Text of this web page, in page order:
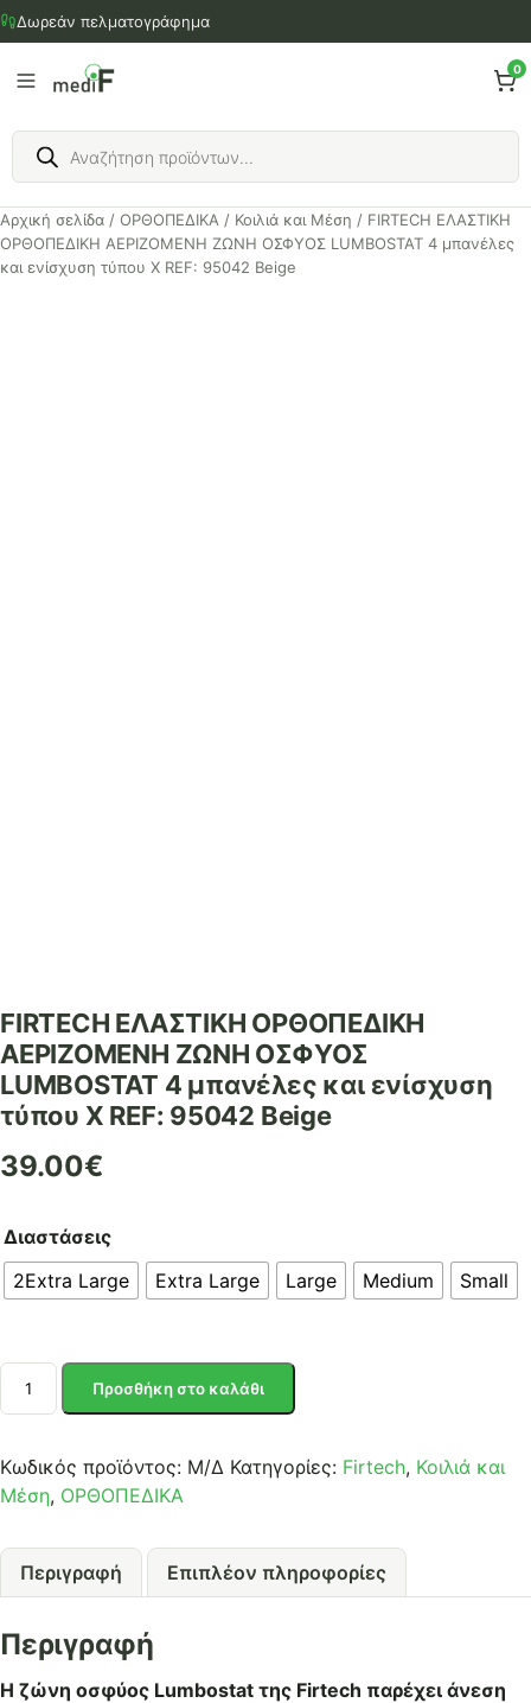
Μετάβαση
στο
περιεχόμενο
Δωρεάν πελματογράφημα
0
Products
search
Αρχική σελίδα / ΟΡΘΟΠΕΔΙΚΑ / Κοιλιά και Μέση / FIRTECH ΕΛΑΣΤΙΚΗ
ΟΡΘΟΠΕΔΙΚΗ ΑΕΡΙΖΟΜΕΝΗ ΖΩΝΗ ΟΣΦΥΟΣ LUMBOSTAT 4 μπανέλες
και ενίσχυση τύπου Χ REF: 95042 Beige
FIRTECH ΕΛΑΣΤΙΚΗ ΟΡΘΟΠΕΔΙΚΗ
ΑΕΡΙΖΟΜΕΝΗ ΖΩΝΗ ΟΣΦΥΟΣ
LUMBOSTAT 4 μπανέλες και ενίσχυση
τύπου Χ REF: 95042 Beige
39.00€
Διαστάσεις
2Extra Large
Extra Large Large Medium Small
FIRTECH
ΕΛΑΣΤΙΚΗ
ΑΕΡΙΖΟΜΕΝΗ
ΖΩΝΗ
LUMBOSTAT
μπανέλες
και
ενίσχυση
τύπου
Προσθήκη στο καλάθι
Κωδικός προϊόντος: Μ/Δ Κατηγορίες: Firtech, Κοιλιά και
Μέση, ΟΡΘΟΠΕΔΙΚΑ
Περιγραφή Επιπλέον πληροφορίες
Περιγραφή
Η ζώνη οσφύος Lumbostat της Firtech παρέχει άνεση